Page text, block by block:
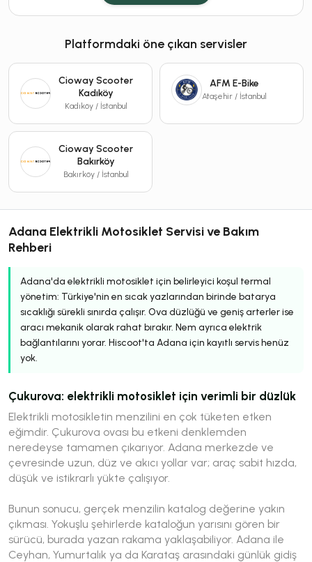
Platformdaki öne çıkan servisler
Cioway Scooter
Kadıköy
Kadıköy / İstanbul
AFM E-Bike
Ataşehir / İstanbul
Cioway Scooter
Bakırköy
Bakırköy / İstanbul
Adana Elektrikli Motosiklet Servisi ve Bakım
Rehberi
Adana'da elektrikli motosiklet için belirleyici koşul termal
yönetim: Türkiye'nin en sıcak yazlarından birinde batarya
sıcaklığı sürekli sınırda çalışır. Ova düzlüğü ve geniş arterler ise
aracı mekanik olarak rahat bırakır. Nem ayrıca elektrik
bağlantılarını yorar. Hiscoot'ta Adana için kayıtlı servis henüz
yok.
Çukurova: elektrikli motosiklet için verimli bir düzlük
Elektrikli motosikletin menzilini en çok tüketen etken
eğimdir. Çukurova ovası bu etkeni denklemden
neredeyse tamamen çıkarıyor. Adana merkezde ve
çevresinde uzun, düz ve akıcı yollar var; araç sabit hızda,
düşük ve istikrarlı yükte çalışıyor.
Bunun sonucu, gerçek menzilin katalog değerine yakın
çıkması. Yokuşlu şehirlerde kataloğun yarısını gören bir
sürücü, burada yazan rakama yaklaşabiliyor. Adana ile
Ceyhan, Yumurtalık ya da Karataş arasındaki günlük gidiş